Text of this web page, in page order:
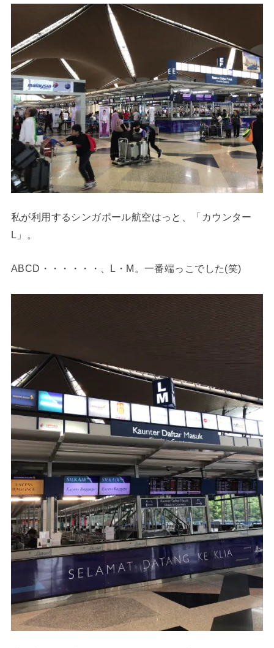
私が利用するシンガポール航空はっと、「カウンター
L」。
ABCD・・・・・・、L・M。一番端っこでした(笑)